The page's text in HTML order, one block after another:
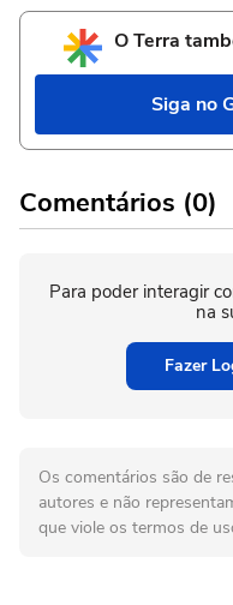
O Terra
Siga no
Comentários (0)
Para poder interagir
na
Fazer
Os comentários são de
autores e não
que viole os termos de